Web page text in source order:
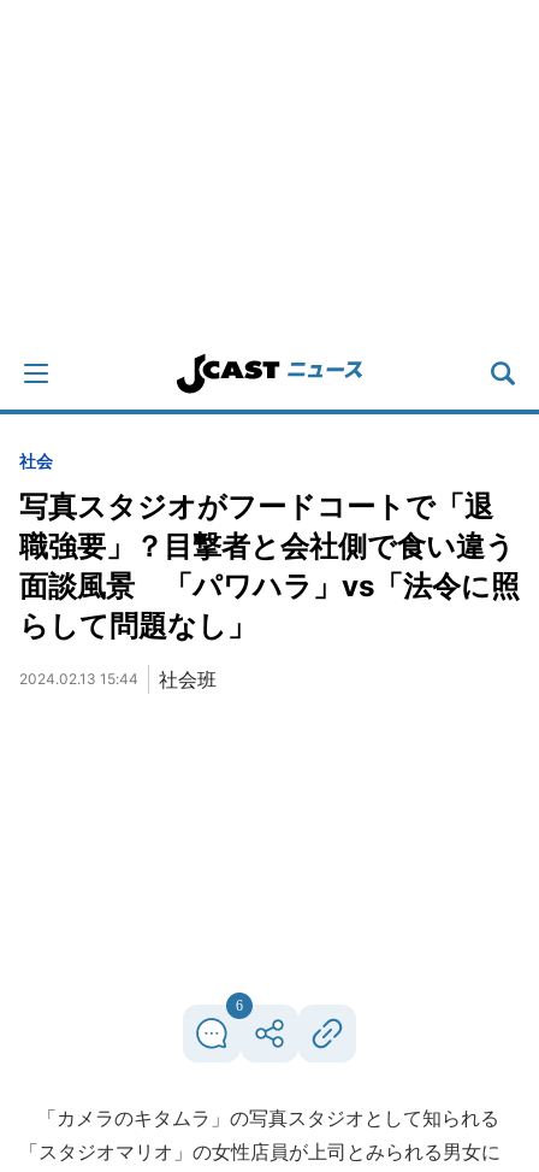
社会
写真スタジオがフードコートで「退
職強要」？目撃者と会社側で食い違う
面談風景 「パワハラ」vs「法令に照
らして問題なし」
2024.02.13 15:44 社会班
6
「カメラのキタムラ」の写真スタジオとして知られる
「スタジオマリオ」の女性店員が上司とみられる男女に